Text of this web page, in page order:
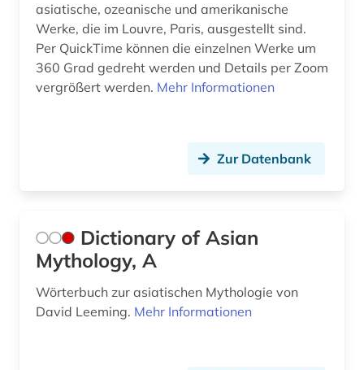
asiatische, ozeanische und amerikanische
Werke, die im Louvre, Paris, ausgestellt sind.
Per QuickTime können die einzelnen Werke um
360 Grad gedreht werden und Details per Zoom
vergrößert werden. Mehr Informationen
Zur Datenbank
Dictionary of Asian
Mythology, A
Wörterbuch zur asiatischen Mythologie von
David Leeming. Mehr Informationen